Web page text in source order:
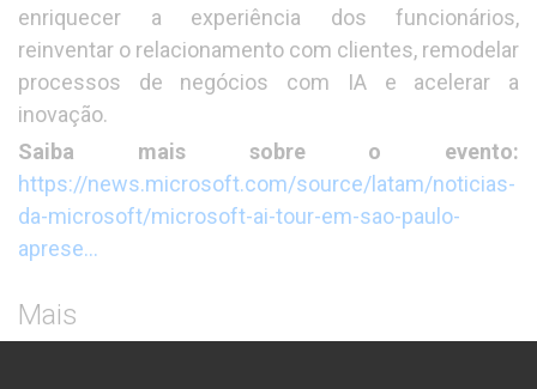
enriquecer a experiência dos funcionários,
reinventar o relacionamento com clientes, remodelar
processos de negócios com IA e acelerar a
inovação.
Saiba mais sobre o evento:
https://news.microsoft.com/source/latam/noticias-
da-microsoft/microsoft-ai-tour-em-sao-paulo-
aprese…
Mais